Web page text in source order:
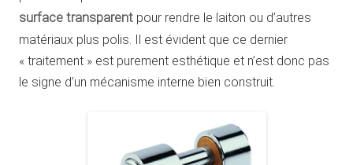
surface transparent pour rendre le laiton ou d’autres
matériaux plus polis. Il est évident que ce dernier
« traitement » est purement esthétique et n’est donc pas
le signe d’un mécanisme interne bien construit.